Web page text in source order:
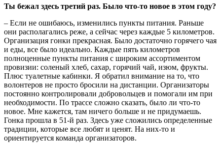
Ты бежал здесь третий раз. Было что-то новое в этом году?
– Если не ошибаюсь, изменились пункты питания. Раньше
они располагались реже, а сейчас через каждые 5 километров.
Организация гонки прекрасная. Было достаточно горячего чая
и еды, все было идеально. Каждые пять километров
полноценные пункты питания с широким ассортиментом
провизии: соленый хлеб, сахар, горячий чай, изюм, фрукты.
Плюс туалетные кабинки. Я обратил внимание на то, что
волонтеров не просто бросили на дистанции. Организаторы
постоянно контролировали добровольцев и помогали им при
необходимости. По трассе сложно сказать, было ли что-то
новое. Мне кажется, там ничего больше и не придумаешь.
Гонка прошла в 51-й раз. Здесь уже сложились определенные
традиции, которые все любят и ценят. На них-то и
ориентируется команда организаторов.